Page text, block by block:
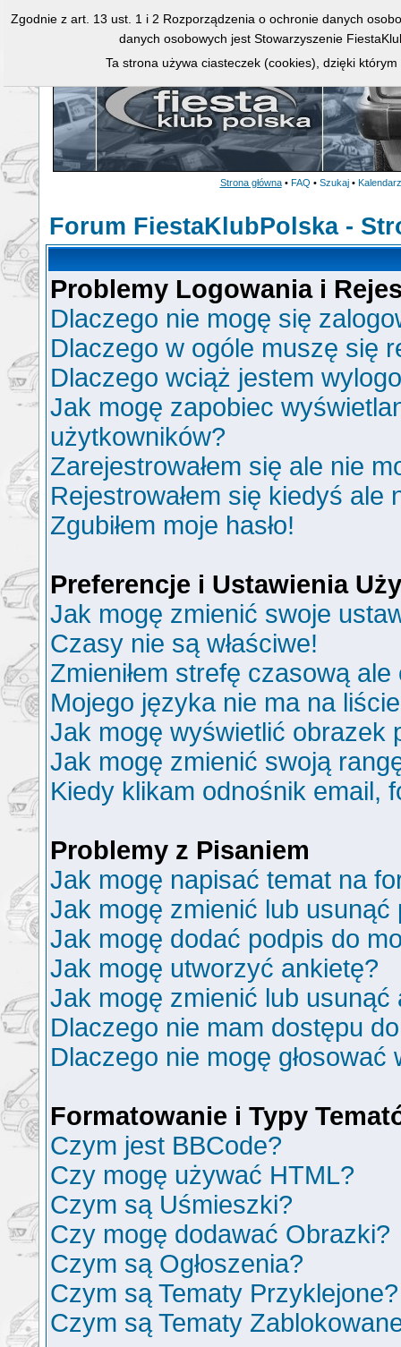
Strona główna • FAQ • Szukaj • Kalendarz
Forum FiestaKlubPolska -
Problemy Logowania i
Dlaczego nie mogę się
Dlaczego w ogóle muszę się
Dlaczego wciąż jestem
Jak mogę zapobiec
użytkowników?
Zarejestrowałem się ale nie
Rejestrowałem się kiedyś ale
Zgubiłem moje hasło!
Preferencje i Ustawienia
Jak mogę zmienić swoje
Czasy nie są właściwe!
Zmieniłem strefę czasową
Mojego języka nie ma na
Jak mogę wyświetlić obrazek
Jak mogę zmienić swoją
Kiedy klikam odnośnik email,
Problemy z Pisaniem
Jak mogę napisać temat na
Jak mogę zmienić lub usunąć
Jak mogę dodać podpis do
Jak mogę utworzyć ankietę?
Jak mogę zmienić lub usunąć
Dlaczego nie mam dostępu
Dlaczego nie mogę głosować
Formatowanie i Typy
Czym jest BBCode?
Czy mogę używać HTML?
Czym są Uśmieszki?
Czy mogę dodawać Obrazki?
Czym są Ogłoszenia?
Czym są Tematy Przyklejone?
Czym są Tematy
Zgodnie z art. 13 ust. 1 i 2 Rozporządzenia o ochronie danych
danych osobowych jest Stowarzyszenie
Ta strona używa ciasteczek (cookies), dzięki